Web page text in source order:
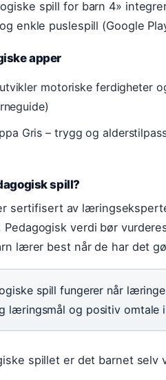
spill for barn 4»
enkle puslespill (Google
apper
utvikler motoriske ferdigheter
Gris – trygg og
spill?
sertifisert av
Pedagogisk verdi bør
lærer best når de har det
spill fungerer når
læringsmål og positiv omtale
spillet er det barnet selv